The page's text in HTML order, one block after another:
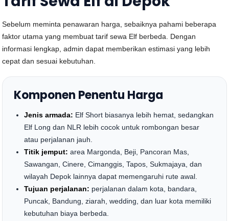
Sebelum meminta penawaran harga, sebaiknya pahami beberapa
faktor utama yang membuat tarif sewa Elf berbeda. Dengan
informasi lengkap, admin dapat memberikan estimasi yang lebih
cepat dan sesuai kebutuhan.
Komponen Penentu Harga
Jenis armada: Elf Short biasanya lebih hemat, sedangkan
Elf Long dan NLR lebih cocok untuk rombongan besar
atau perjalanan jauh.
Titik jemput: area Margonda, Beji, Pancoran Mas,
Sawangan, Cinere, Cimanggis, Tapos, Sukmajaya, dan
wilayah Depok lainnya dapat memengaruhi rute awal.
Tujuan perjalanan: perjalanan dalam kota, bandara,
Puncak, Bandung, ziarah, wedding, dan luar kota memiliki
kebutuhan biaya berbeda.